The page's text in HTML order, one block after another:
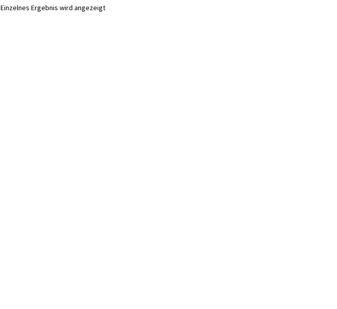
Einzelnes Ergebnis wird angezeigt